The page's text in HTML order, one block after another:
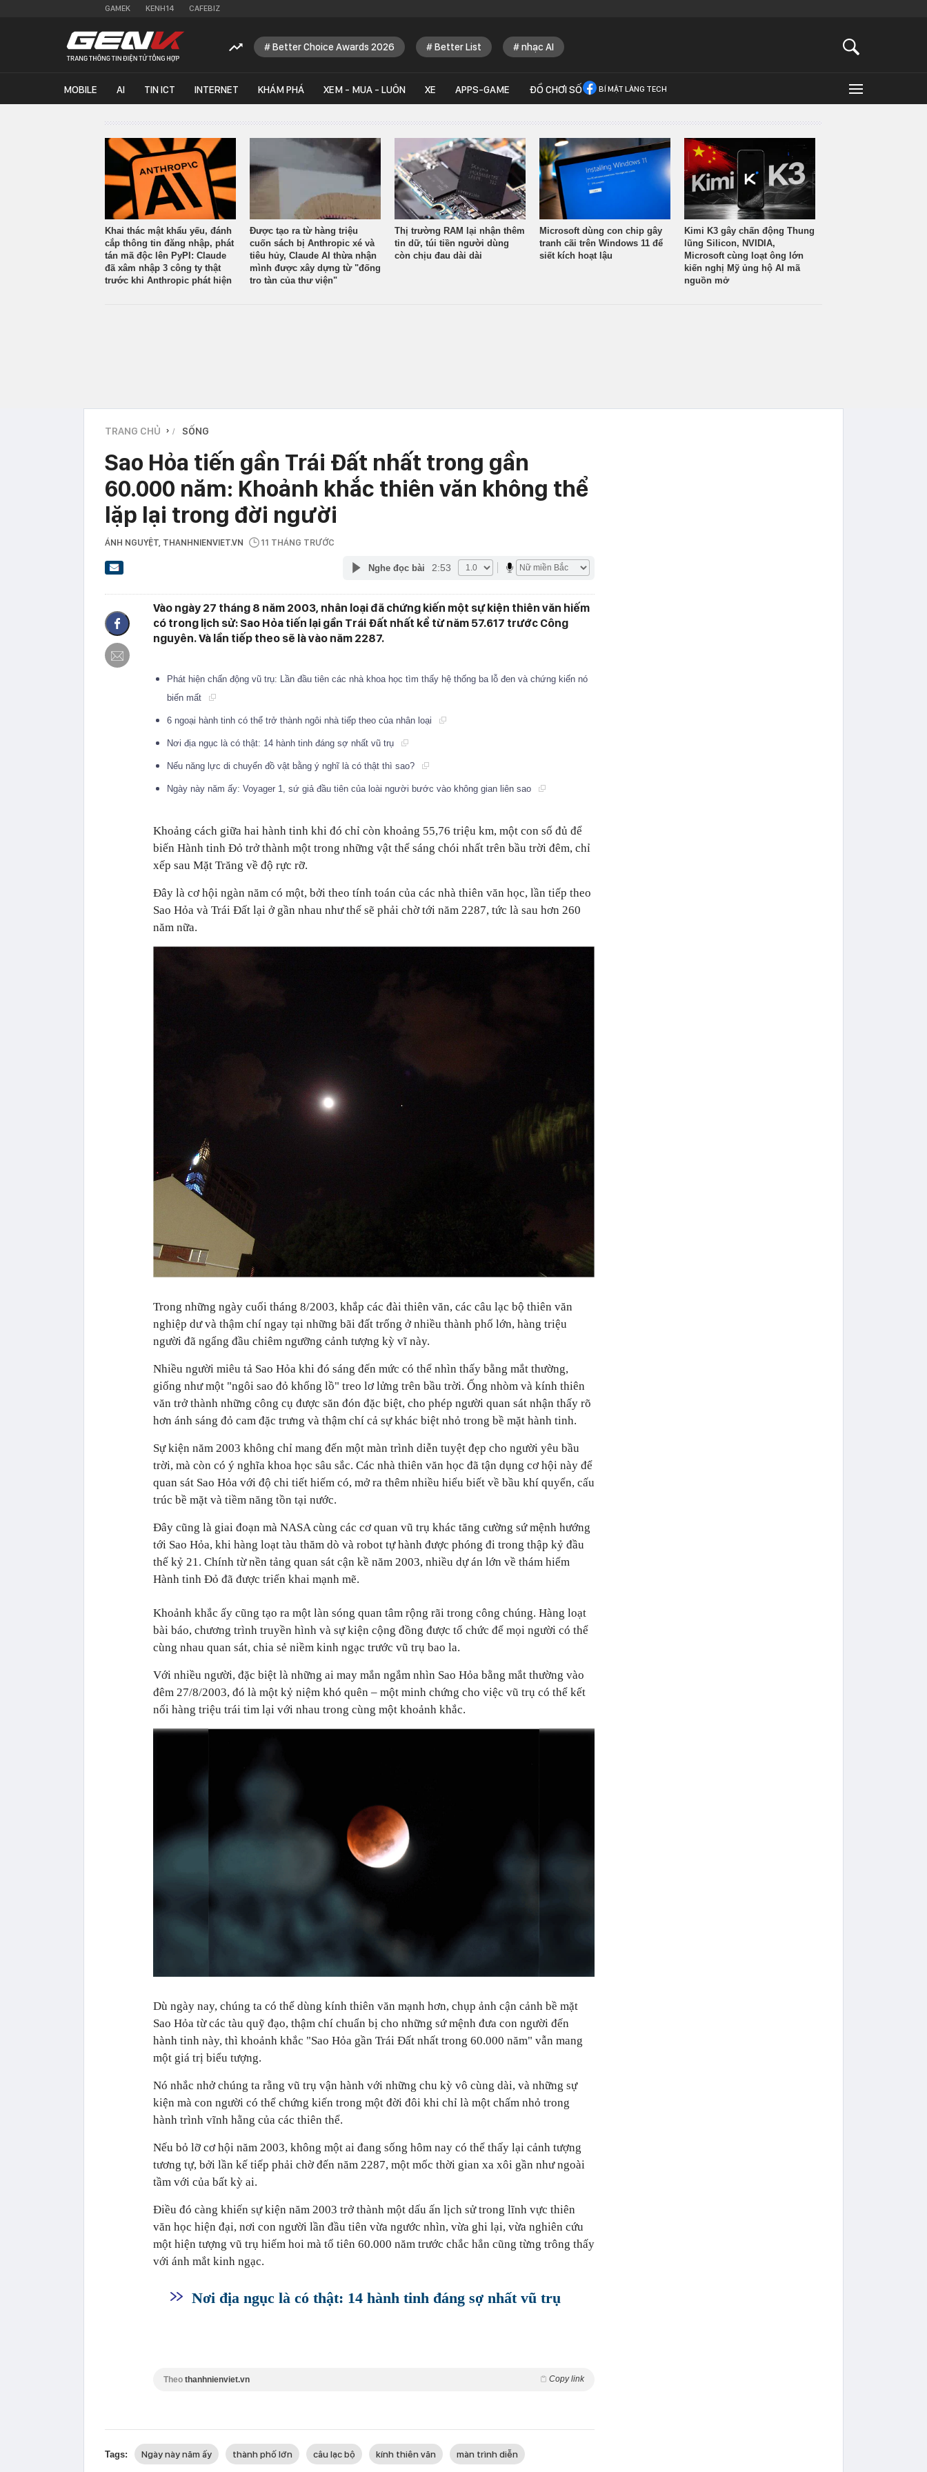
GAMEK KENH14 CAFEBIZ
Better Choice Awards 2026 Better List nhạc AI
MOBILE AI TIN ICT INTERNET KHÁM PHÁ XEM - MUA - LUÔN XE APPS-GAME ĐỒ CHƠI SỐ BÍ MẬT LÀNG TECH
Khai thác mật khẩu yếu, đánh
cắp thông tin đăng nhập, phát
tán mã độc lên PyPI: Claude
đã xâm nhập 3 công ty thật
trước khi Anthropic phát hiện
Được tạo ra từ hàng triệu
cuốn sách bị Anthropic xé và
tiêu hủy, Claude AI thừa nhận
mình được xây dựng từ "đống
tro tàn của thư viện"
Thị trường RAM lại nhận thêm
tin dữ, túi tiền người dùng
còn chịu đau dài dài
Microsoft dùng con chip gây
tranh cãi trên Windows 11 để
siết kích hoạt lậu
Kimi K3 gây chấn động Thung
lũng Silicon, NVIDIA,
Microsoft cùng loạt ông lớn
kiến nghị Mỹ ủng hộ AI mã
nguồn mở
TRANG CHỦ › SỐNG
Sao Hỏa tiến gần Trái Đất nhất trong gần
60.000 năm: Khoảnh khắc thiên văn không thể
lặp lại trong đời người
ÁNH NGUYỆT , THANHNIENVIET.VN 11 THÁNG TRƯỚC
Nghe đọc bài 2:53
Vào ngày 27 tháng 8 năm 2003, nhân loại đã chứng kiến một sự kiện thiên văn hiếm
có trong lịch sử: Sao Hỏa tiến lại gần Trái Đất nhất kể từ năm 57.617 trước Công
nguyên. Và lần tiếp theo sẽ là vào năm 2287.
Phát hiện chấn động vũ trụ: Lần đầu tiên các nhà khoa học tìm thấy hệ thống ba lỗ đen và chứng kiến nó
biến mất
6 ngoại hành tinh có thể trở thành ngôi nhà tiếp theo của nhân loại
Nơi địa ngục là có thật: 14 hành tinh đáng sợ nhất vũ trụ
Nếu năng lực di chuyển đồ vật bằng ý nghĩ là có thật thì sao?
Ngày này năm ấy: Voyager 1, sứ giả đầu tiên của loài người bước vào không gian liên sao
Khoảng cách giữa hai hành tinh khi đó chỉ còn khoảng 55,76 triệu km, một con số đủ để
biến Hành tinh Đỏ trở thành một trong những vật thể sáng chói nhất trên bầu trời đêm, chỉ
xếp sau Mặt Trăng về độ rực rỡ.
Đây là cơ hội ngàn năm có một, bởi theo tính toán của các nhà thiên văn học, lần tiếp theo
Sao Hỏa và Trái Đất lại ở gần nhau như thế sẽ phải chờ tới năm 2287, tức là sau hơn 260
năm nữa.
Trong những ngày cuối tháng 8/2003, khắp các đài thiên văn, các câu lạc bộ thiên văn
nghiệp dư và thậm chí ngay tại những bãi đất trống ở nhiều thành phố lớn, hàng triệu
người đã ngẩng đầu chiêm ngưỡng cảnh tượng kỳ vĩ này.
Nhiều người miêu tả Sao Hỏa khi đó sáng đến mức có thể nhìn thấy bằng mắt thường,
giống như một "ngôi sao đỏ khổng lồ" treo lơ lửng trên bầu trời. Ống nhòm và kính thiên
văn trở thành những công cụ được săn đón đặc biệt, cho phép người quan sát nhận thấy rõ
hơn ánh sáng đỏ cam đặc trưng và thậm chí cả sự khác biệt nhỏ trong bề mặt hành tinh.
Sự kiện năm 2003 không chỉ mang đến một màn trình diễn tuyệt đẹp cho người yêu bầu
trời, mà còn có ý nghĩa khoa học sâu sắc. Các nhà thiên văn học đã tận dụng cơ hội này để
quan sát Sao Hỏa với độ chi tiết hiếm có, mở ra thêm nhiều hiểu biết về bầu khí quyển, cấu
trúc bề mặt và tiềm năng tồn tại nước.
Đây cũng là giai đoạn mà NASA cùng các cơ quan vũ trụ khác tăng cường sứ mệnh hướng
tới Sao Hỏa, khi hàng loạt tàu thăm dò và robot tự hành được phóng đi trong thập kỷ đầu
thế kỷ 21. Chính từ nền tảng quan sát cận kề năm 2003, nhiều dự án lớn về thám hiểm
Hành tinh Đỏ đã được triển khai mạnh mẽ.
Khoảnh khắc ấy cũng tạo ra một làn sóng quan tâm rộng rãi trong công chúng. Hàng loạt
bài báo, chương trình truyền hình và sự kiện cộng đồng được tổ chức để mọi người có thể
cùng nhau quan sát, chia sẻ niềm kinh ngạc trước vũ trụ bao la.
Với nhiều người, đặc biệt là những ai may mắn ngắm nhìn Sao Hỏa bằng mắt thường vào
đêm 27/8/2003, đó là một kỷ niệm khó quên – một minh chứng cho việc vũ trụ có thể kết
nối hàng triệu trái tim lại với nhau trong cùng một khoảnh khắc.
Dù ngày nay, chúng ta có thể dùng kính thiên văn mạnh hơn, chụp ảnh cận cảnh bề mặt
Sao Hỏa từ các tàu quỹ đạo, thậm chí chuẩn bị cho những sứ mệnh đưa con người đến
hành tinh này, thì khoảnh khắc "Sao Hỏa gần Trái Đất nhất trong 60.000 năm" vẫn mang
một giá trị biểu tượng.
Nó nhắc nhở chúng ta rằng vũ trụ vận hành với những chu kỳ vô cùng dài, và những sự
kiện mà con người có thể chứng kiến trong một đời đôi khi chỉ là một chấm nhỏ trong
hành trình vĩnh hằng của các thiên thể.
Nếu bỏ lỡ cơ hội năm 2003, không một ai đang sống hôm nay có thể thấy lại cảnh tượng
tương tự, bởi lần kế tiếp phải chờ đến năm 2287, một mốc thời gian xa xôi gần như ngoài
tầm với của bất kỳ ai.
Điều đó càng khiến sự kiện năm 2003 trở thành một dấu ấn lịch sử trong lĩnh vực thiên
văn học hiện đại, nơi con người lần đầu tiên vừa ngước nhìn, vừa ghi lại, vừa nghiên cứu
một hiện tượng vũ trụ hiếm hoi mà tổ tiên 60.000 năm trước chắc hẳn cũng từng trông thấy
với ánh mắt kinh ngạc.
Nơi địa ngục là có thật: 14 hành tinh đáng sợ nhất vũ trụ
Theo thanhnienviet.vn Copy link
Tags: Ngày này năm ấy thành phố lớn câu lạc bộ kính thiên văn màn trình diễn